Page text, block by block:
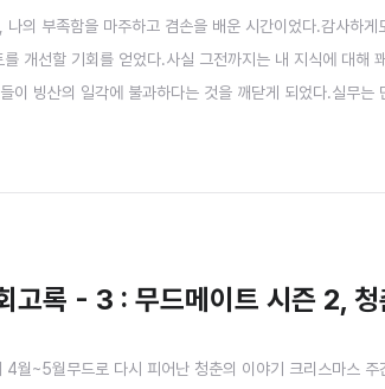
의 부족함을 마주하고 겸손을 배운 시간이었다.감사하
개선할 기회를 얻었다.사실 그전까지는 내 지식에 대해
이 빙산의 일각에 불과하다는 것을 깨닫게 되었다.실무
록 - 3 : 무드메이트 시즌 2, 청
월~5월무드로 다시 피어난 청춘의 이야기 크리스마스